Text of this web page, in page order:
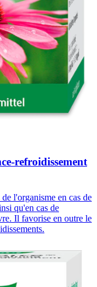
refroidissement
l'organisme en cas de
qu'en cas de
Il favorise en outre le